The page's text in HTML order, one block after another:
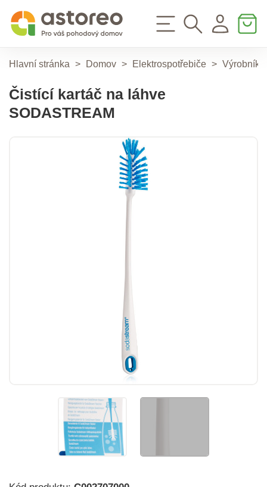
Hlavní stránka > Domov > Elektrospotřebiče > Výrobníky
Čistící kartáč na láhve
SODASTREAM